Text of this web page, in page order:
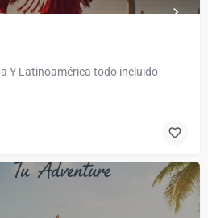
Y Latinoamérica todo incluido